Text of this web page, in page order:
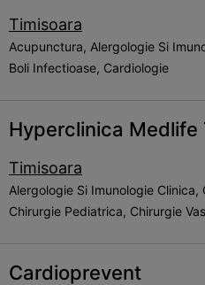
Timisoara
Acupunctura, Alergologie Si
Boli Infectioase, Cardiologie
Hyperclinica Medlife
Timisoara
Alergologie Si Imunologie
Chirurgie Pediatrica, Chirurgie
Cardioprevent